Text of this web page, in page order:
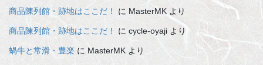
商品陳列館・跡地はここだ！ に MasterMK より
商品陳列館・跡地はここだ！ に cycle-oyaji より
蝸牛と常滑・豊楽 に MasterMK より